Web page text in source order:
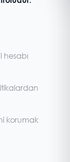
hesabı
korumak